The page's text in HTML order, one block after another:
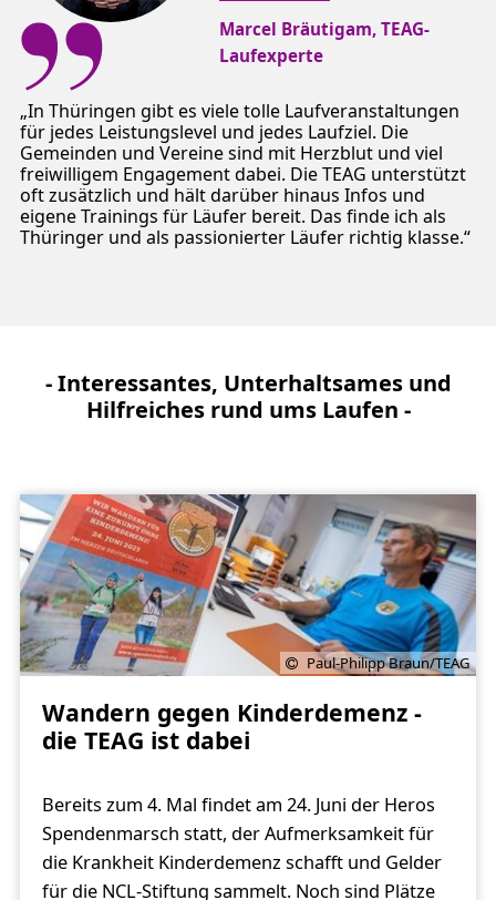
In Thüringen gibt es viele tolle Laufveranstaltungen
für jedes Leistungslevel und jedes Laufziel. Die
Gemeinden und Vereine sind mit Herzblut und viel
freiwilligem Engagement dabei. Die TEAG unterstützt
oft zusätzlich und hält darüber hinaus Infos und
eigene Trainings für Läufer bereit. Das finde ich als
Thüringer und als passionierter Läufer richtig klasse.
Marcel Bräutigam, TEAG-
Laufexperte
- Interessantes, Unterhaltsames und
Hilfreiches rund ums Laufen -
Paul-Philipp Braun/TEAG
Wandern gegen Kinderdemenz -
die TEAG ist dabei
Bereits zum 4. Mal findet am 24. Juni der Heros
Spendenmarsch statt, der Aufmerksamkeit für
die Krankheit Kinderdemenz schafft und Gelder
für die NCL-Stiftung sammelt. Noch sind Plätze